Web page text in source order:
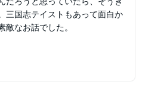
三国志テイストもあって面白か
なお話でした。